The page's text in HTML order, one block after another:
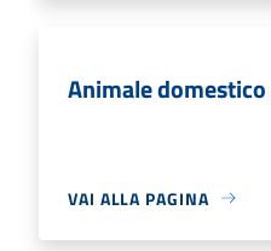
Animale domestico
VAI ALLA PAGINA